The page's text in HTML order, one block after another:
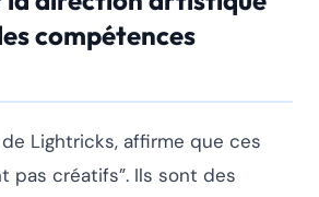
compétences
de Lightricks, affirme que ces
pas créatifs”. Ils sont des